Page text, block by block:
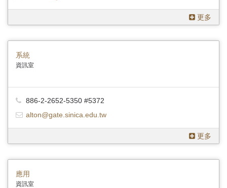
更多
系統
資訊室
886-2-2652-5350 #5372
alton@gate.sinica.edu.tw
更多
應用
資訊室